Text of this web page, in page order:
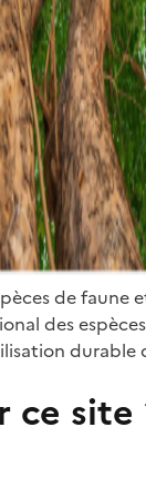
de
des
durable
ce site